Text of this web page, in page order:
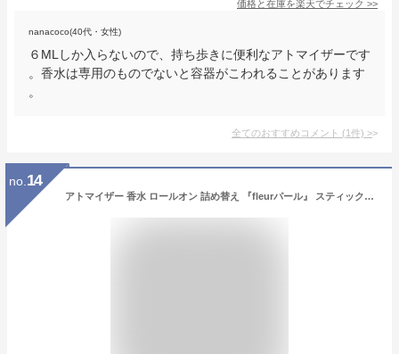
価格と在庫を楽天でチェック >>
nanacoco(40代・女性)
６MLしか入らないので、持ち歩きに便利なアトマイザーです
。香水は専用のものでないと容器がこわれることがあります
。
全てのおすすめコメント (1件) >
no. 14
アトマイザー 香水 ロールオン 詰め替え 『fleurパール』 スティックアトマイザー （ゴールド ・ メタル） / スワロフスキー クリスタル/携帯性・遮光性・保香性 ホワイトデー